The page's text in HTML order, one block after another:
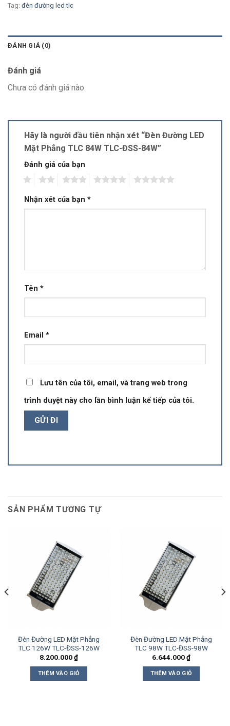
Tag: đèn đường led tlc
ĐÁNH GIÁ (0)
Đánh giá
Chưa có đánh giá nào.
Hãy là người đầu tiên nhận xét “Đèn Đường LED
Mặt Phẳng TLC 84W TLC-ĐSS-84W”
Đánh giá của bạn
Nhận xét của bạn *
Tên *
Email *
Lưu tên của tôi, email, và trang web trong
trình duyệt này cho lần bình luận kế tiếp của tôi.
SẢN PHẨM TƯƠNG TỰ
Đèn Đường LED Mặt Phẳng
TLC 126W TLC-ĐSS-126W
8.200.000₫
THÊM VÀO GIỎ
Đèn Đường LED Mặt Phẳng
TLC 98W TLC-ĐSS-98W
6.644.000₫
THÊM VÀO GIỎ